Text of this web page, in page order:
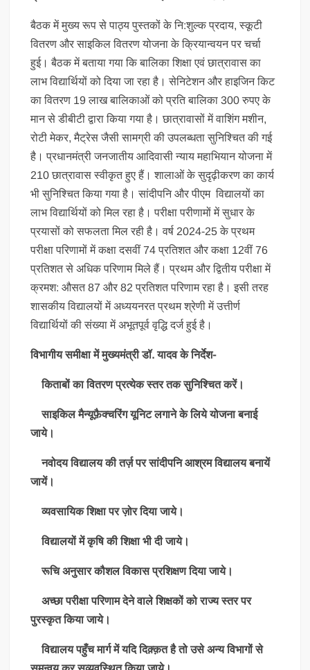
बैठक में मुख्य रूप से पाठ्य पुस्तकों के नि:शुल्क प्रदाय, स्कूटी
वितरण और साइकिल वितरण योजना के क्रियान्वयन पर चर्चा
हुई। बैठक में बताया गया कि बालिका शिक्षा एवं छात्रावास का
लाभ विद्यार्थियों को दिया जा रहा है। सेनिटेशन और हाइजिन किट
का वितरण 19 लाख बालिकाओं को प्रति बालिका 300 रुपए के
मान से डीबीटी द्वारा किया गया है। छात्रावासों में वाशिंग मशीन,
रोटी मेकर, मैट्रेस जैसी सामग्री की उपलब्धता सुनिश्चित की गई
है। प्रधानमंत्री जनजातीय आदिवासी न्याय महाभियान योजना में
210 छात्रावास स्वीकृत हुए हैं। शालाओं के सुदृढ़ीकरण का कार्य
भी सुनिश्चित किया गया है। सांदीपनि और पीएम विद्यालयों का
लाभ विद्यार्थियों को मिल रहा है। परीक्षा परीणामों में सुधार के
प्रयासों को सफलता मिल रही है। वर्ष 2024-25 के प्रथम
परीक्षा परिणामों में कक्षा दसवीं 74 प्रतिशत और कक्षा 12वीं 76
प्रतिशत से अधिक परिणाम मिले हैं। प्रथम और द्वितीय परीक्षा में
क्रमश: औसत 87 और 82 प्रतिशत परिणाम रहा है। इसी तरह
शासकीय विद्यालयों में अध्ययनरत प्रथम श्रेणी में उत्तीर्ण
विद्यार्थियों की संख्या में अभूतपूर्व वृद्धि दर्ज हुई है।
विभागीय समीक्षा में मुख्यमंत्री डॉ. यादव के निर्देश-
किताबों का वितरण प्रत्येक स्तर तक सुनिश्चित करें।
साइकिल मैन्यूफ़ैक्चरिंग यूनिट लगाने के लिये योजना बनाई
जाये।
नवोदय विद्यालय की तर्ज़ पर सांदीपनि आश्रम विद्यालय बनायें
जायें।
व्यवसायिक शिक्षा पर ज़ोर दिया जाये।
विद्यालयों में कृषि की शिक्षा भी दी जाये।
रूचि अनुसार कौशल विकास प्रशिक्षण दिया जाये।
अच्छा परीक्षा परिणाम देने वाले शिक्षकों को राज्य स्तर पर
पुरस्कृत किया जाये।
विद्यालय पहुँच मार्ग में यदि दिक़्क़त है तो उसे अन्य विभागों से